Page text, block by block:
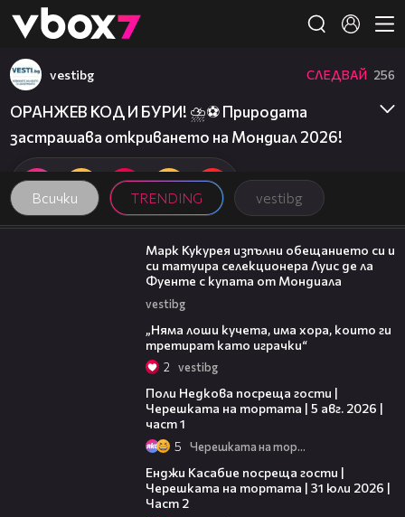
👾
Всички TRENDING vestibg
vestibg СЛЕДВАЙ 256
ОРАНЖЕВ КОД И БУРИ! ⛈️⚽️ Природата
застрашава откриването на Мондиал 2026!
00:54
Марк Кукурея изпълни обещанието си и
си татуира селекционера Луис де ла
Фуенте с купата от Мондиала
vestibg
„Няма лоши кучета, има хора, които ги
третират като играчки“
2 vestibg
Поли Недкова посреща гости |
Черешката на тортата | 5 авг. 2026 |
част 1
5 Черешката на тортата
Енджи Касабие посреща гости |
Черешката на тортата | 31 юли 2026 |
Част 2